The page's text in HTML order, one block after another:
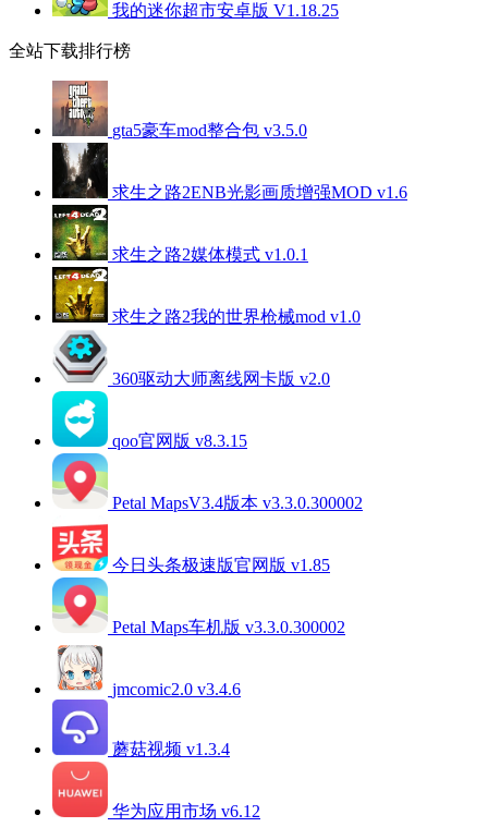
我的迷你超市安卓版 V1.18.25
全站下载排行榜
gta5豪车mod整合包 v3.5.0
求生之路2ENB光影画质增强MOD v1.6
求生之路2媒体模式 v1.0.1
求生之路2我的世界枪械mod v1.0
360驱动大师离线网卡版 v2.0
qoo官网版 v8.3.15
Petal MapsV3.4版本 v3.3.0.300002
今日头条极速版官网版 v1.85
Petal Maps车机版 v3.3.0.300002
jmcomic2.0 v3.4.6
蘑菇视频 v1.3.4
华为应用市场 v6.12